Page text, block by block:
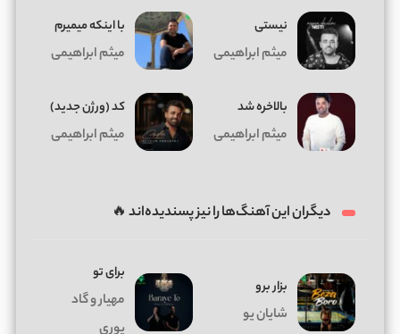
نیستی
میثم ابراهیمی
با اینکه میمیرم
میثم ابراهیمی
بالاخره شد
میثم ابراهیمی
کد (ورژن جدید)
میثم ابراهیمی
دیگران این آهنگ‌ها را نیز پسندیده‌اند 🔥
بزار برو
شایان یو
برای تو
مهیار و گاد
پوری